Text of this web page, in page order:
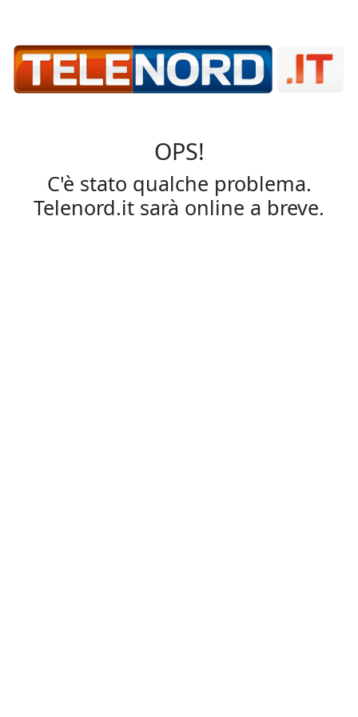
OPS!
C'è stato qualche problema.
Telenord.it sarà online a breve.